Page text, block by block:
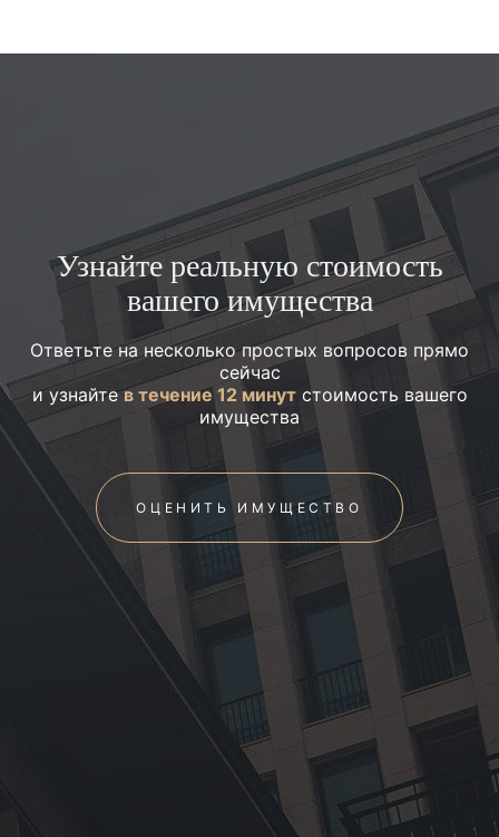
Узнайте реальную стоимость
вашего имущества
Ответьте на несколько простых вопросов прямо
сейчас
и узнайтев течение 12 минутстоимость вашего
имущества
ОЦЕНИТЬ ИМУЩЕСТВО